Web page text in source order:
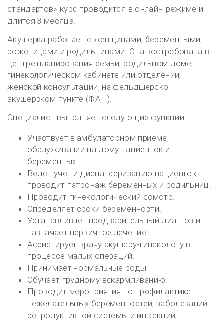
стандартов» курс проводится в онлайн-режиме и
длится 3 месяца.
Акушерка работает с женщинами, беременными,
роженицами и родильницами. Она востребована в
центре планирования семьи, родильном доме,
гинекологическом кабинете или отделении,
женской консультации, на фельдшерско-
акушерском пункте (ФАП).
Специалист выполняет следующие функции:
Участвует в амбулаторном приеме,
обслуживании на дому пациенток и
беременных.
Ведет учет и диспансеризацию пациенток,
проводит патронаж беременных и родильниц.
Проводит гинекологический осмотр.
Определяет сроки беременности.
Устанавливает предварительный диагноз и
назначает первичное лечение.
Ассистирует врачу акушеру-гинекологу в
процессе малых операций.
Принимает нормальные роды.
Обучает грудному вскармливанию.
Проводит мероприятия по профилактике
нежелательных беременностей, заболеваний
репродуктивной системы и инфекций,